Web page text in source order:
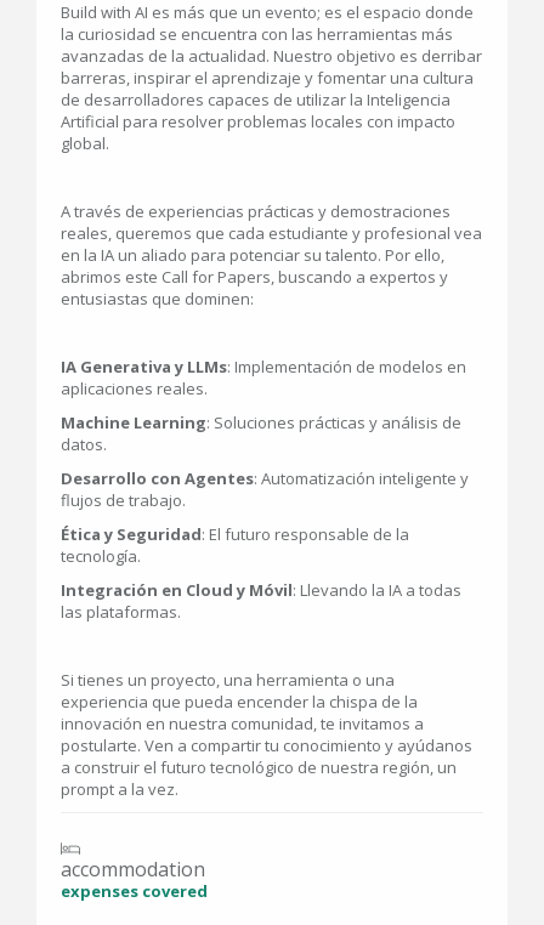
Build with AI es más que un evento; es el espacio donde
la curiosidad se encuentra con las herramientas más
avanzadas de la actualidad. Nuestro objetivo es derribar
barreras, inspirar el aprendizaje y fomentar una cultura
de desarrolladores capaces de utilizar la Inteligencia
Artificial para resolver problemas locales con impacto
global.
A través de experiencias prácticas y demostraciones
reales, queremos que cada estudiante y profesional vea
en la IA un aliado para potenciar su talento. Por ello,
abrimos este Call for Papers, buscando a expertos y
entusiastas que dominen:
IA Generativa y LLMs: Implementación de modelos en
aplicaciones reales.
Machine Learning: Soluciones prácticas y análisis de
datos.
Desarrollo con Agentes: Automatización inteligente y
flujos de trabajo.
Ética y Seguridad: El futuro responsable de la
tecnología.
Integración en Cloud y Móvil: Llevando la IA a todas
las plataformas.
Si tienes un proyecto, una herramienta o una
experiencia que pueda encender la chispa de la
innovación en nuestra comunidad, te invitamos a
postularte. Ven a compartir tu conocimiento y ayúdanos
a construir el futuro tecnológico de nuestra región, un
prompt a la vez.
accommodation
expenses covered